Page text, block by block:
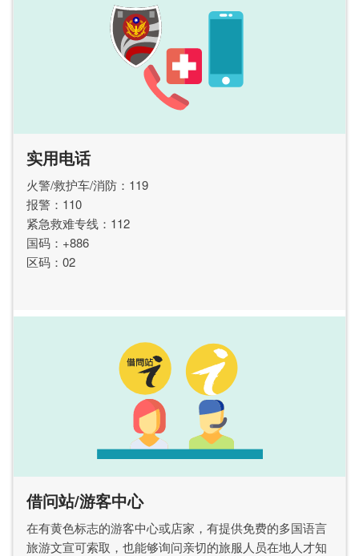
实用电话
火警/救护车/消防：119
报警：110
紧急救难专线：112
国码：+886
区码：02
借问站/游客中心
在有黄色标志的游客中心或店家，有提供免费的多国语言
旅游文宣可索取，也能够询问亲切的旅服人员在地人才知